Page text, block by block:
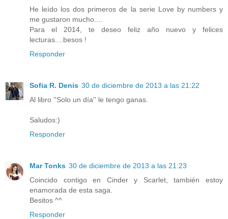
He leído los dos primeros de la serie Love by numbers y
me gustaron mucho....
Para el 2014, te deseo feliz año nuevo y felices
lecturas....besos !
Responder
Sofia R. Denis 30 de diciembre de 2013 a las 21:22
Al libro ''Solo un día'' le tengo ganas.
Saludos:)
Responder
Mar Tonks 30 de diciembre de 2013 a las 21:23
Coincido contigo en Cinder y Scarlet, también estoy
enamorada de esta saga.
Besitos ^^
Responder